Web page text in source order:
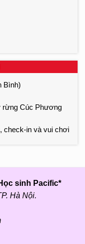
Bình)
rừng Cúc Phương
check-in và vui chơi
sinh Pacific*
Hà Nội.